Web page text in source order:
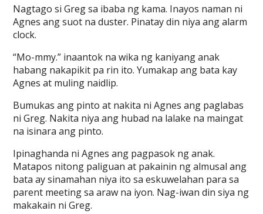
Nagtago si Greg sa ibaba ng kama. Inayos naman ni
Agnes ang suot na duster. Pinatay din niya ang alarm
clock.
“Mo-mmy.” inaantok na wika ng kaniyang anak
habang nakapikit pa rin ito. Yumakap ang bata kay
Agnes at muling naidlip.
Bumukas ang pinto at nakita ni Agnes ang paglabas
ni Greg. Nakita niya ang hubad na lalake na maingat
na isinara ang pinto.
Ipinaghanda ni Agnes ang pagpasok ng anak.
Matapos nitong paliguan at pakainin ng almusal ang
bata ay sinamahan niya ito sa eskuwelahan para sa
parent meeting sa araw na iyon. Nag-iwan din siya ng
makakain ni Greg.